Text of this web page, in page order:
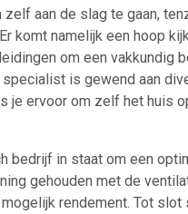
zelf aan de slag te gaan,
komt namelijk een hoop
om een vakkundig
is gewend aan
je ervoor om zelf het huis
bedrijf in staat om een
gehouden met de
rendement. Tot